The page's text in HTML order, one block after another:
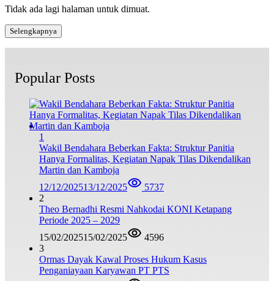
Tidak ada lagi halaman untuk dimuat.
Selengkapnya
Popular Posts
1
Wakil Bendahara Beberkan Fakta: Struktur Panitia
Hanya Formalitas, Kegiatan Napak Tilas Dikendalikan
Martin dan Kamboja
12/12/202513/12/2025
5737
2
Theo Bernadhi Resmi Nahkodai KONI Ketapang
Periode 2025 – 2029
15/02/202515/02/2025
4596
3
Ormas Dayak Kawal Proses Hukum Kasus
Penganiayaan Karyawan PT PTS